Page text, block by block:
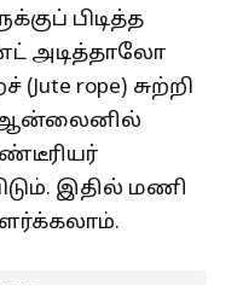
பிடித்த
அடித்தாலோ
rope) சுற்றி
ஆன்லைனில்
இதில் மணி